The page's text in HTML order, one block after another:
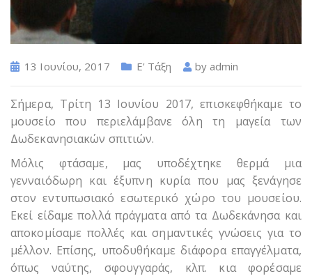
13 Ιουνίου, 2017 Ε' Τάξη by admin
Σήμερα, Τρίτη 13 Ιουνίου 2017, επισκεφθήκαμε το
μουσείο που περιελάμβανε όλη τη μαγεία των
Δωδεκανησιακών σπιτιών.
Μόλις φτάσαμε, μας υποδέχτηκε θερμά μια
γενναιόδωρη και έξυπνη κυρία που μας ξενάγησε
στον εντυπωσιακό εσωτερικό χώρο του μουσείου.
Εκεί είδαμε πολλά πράγματα από τα Δωδεκάνησα και
αποκομίσαμε πολλές και σημαντικές γνώσεις για το
μέλλον. Επίσης, υποδυθήκαμε διάφορα επαγγέλματα,
όπως ναύτης, σφουγγαράς, κλπ. κια φορέσαμε